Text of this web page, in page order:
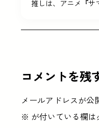
推しは、アニメ『サ
コメントを残
メールアドレスが公
※ が付いている欄